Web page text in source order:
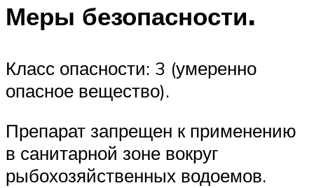
Меры безопасности.
Класс опасности: 3 (умеренно
опасное вещество).
Препарат запрещен к применению
в санитарной зоне вокруг
рыбохозяйственных водоемов.